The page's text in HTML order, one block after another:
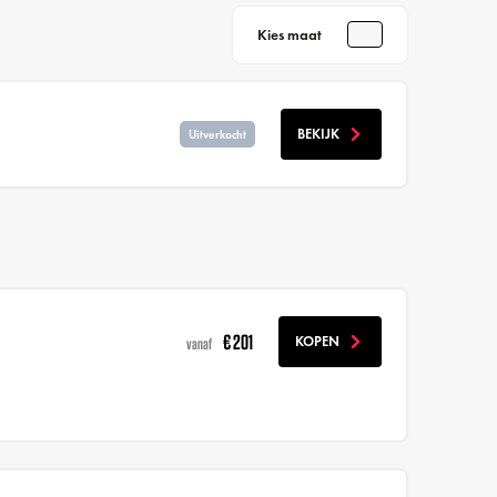
Kies maat
Uitverkocht BEKIJK
vanaf € 201 KOPEN